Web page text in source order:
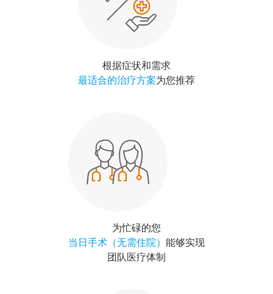
根据症状和需求
最适合的治疗方案为您推荐
为忙碌的您
当日手术（无需住院） 能够实现
团队医疗体制